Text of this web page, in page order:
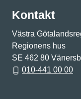
Kontakt
Västra
Regionens hus
SE 462 80
010-441 00 00